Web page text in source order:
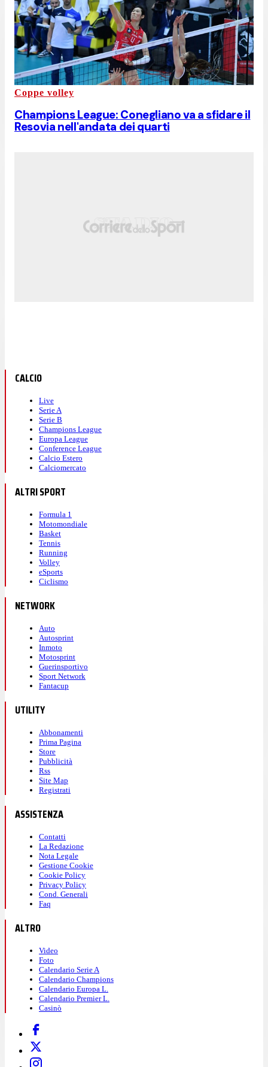
Coppe volley
Champions League: Conegliano va a sfidare il
Resovia nell'andata dei quarti
CALCIO
Live
Serie A
Serie B
Champions League
Europa League
Conference League
Calcio Estero
Calciomercato
ALTRI SPORT
Formula 1
Motomondiale
Basket
Tennis
Running
Volley
eSports
Ciclismo
NETWORK
Auto
Autosprint
Inmoto
Motosprint
Guerinsportivo
Sport Network
Fantacup
UTILITY
Abbonamenti
Prima Pagina
Store
Pubblicità
Rss
Site Map
Registrati
ASSISTENZA
Contatti
La Redazione
Nota Legale
Gestione Cookie
Cookie Policy
Privacy Policy
Cond. Generali
Faq
ALTRO
Video
Foto
Calendario Serie A
Calendario Champions
Calendario Europa L.
Calendario Premier L.
Casinò